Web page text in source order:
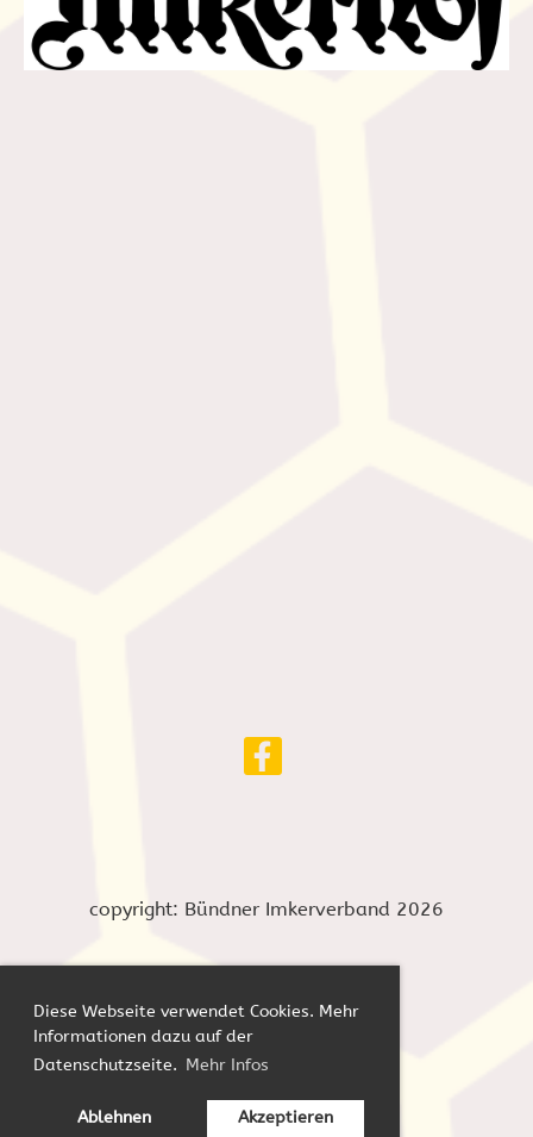
Diese Webseite verwendet Cookies. Mehr
Informationen dazu auf der
Datenschutzseite. Mehr Infos
Ablehnen Akzeptieren
copyright: Bündner Imkerverband 2026
Impressum